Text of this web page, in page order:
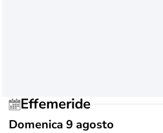
Effemeride
Domenica 9 agosto